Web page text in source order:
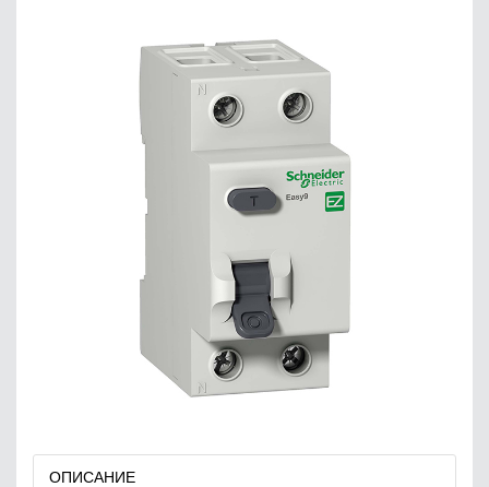
ОПИСАНИЕ